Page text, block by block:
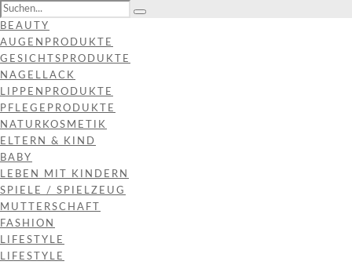
BEAUTY
AUGENPRODUKTE
GESICHTSPRODUKTE
NAGELLACK
LIPPENPRODUKTE
PFLEGEPRODUKTE
NATURKOSMETIK
ELTERN & KIND
BABY
LEBEN MIT KINDERN
SPIELE / SPIELZEUG
MUTTERSCHAFT
FASHION
LIFESTYLE
LIFESTYLE